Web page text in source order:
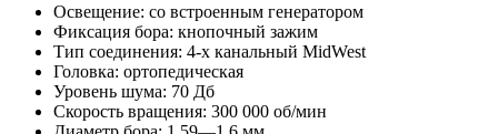
Освещение: со встроенным генератором
Фиксация бора: кнопочный зажим
Тип соединения: 4-х канальный MidWest
Головка: ортопедическая
Уровень шума: 70 Дб
Скорость вращения: 300 000 об/мин